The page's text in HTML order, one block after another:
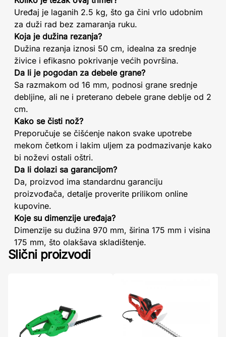
Uređaj je laganih 2.5 kg, što ga čini vrlo udobnim
za duži rad bez zamaranja ruku.
Koja je dužina rezanja?
Dužina rezanja iznosi 50 cm, idealna za srednje
živice i efikasno pokrivanje većih površina.
Da li je pogodan za debele grane?
Sa razmakom od 16 mm, podnosi grane srednje
debljine, ali ne i preterano debele grane deblje od 2
cm.
Kako se čisti nož?
Preporučuje se čišćenje nakon svake upotrebe
mekom četkom i lakim uljem za podmazivanje kako
bi noževi ostali oštri.
Da li dolazi sa garancijom?
Da, proizvod ima standardnu garanciju
proizvođača, detalje proverite prilikom online
kupovine.
Koje su dimenzije uređaja?
Dimenzije su dužina 970 mm, širina 175 mm i visina
175 mm, što olakšava skladištenje.
Slični proizvodi